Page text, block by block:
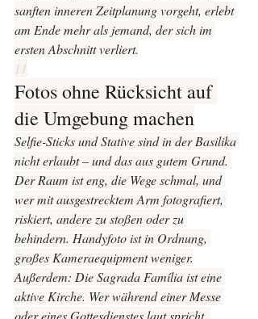
sanften inneren Zeitplanung vorgeht, erlebt
am Ende mehr als jemand, der sich im
ersten Abschnitt verliert.
11
Fotos ohne Rücksicht auf
die Umgebung machen
Selfie-Sticks und Stative sind in der Basilika
nicht erlaubt – und das aus gutem Grund.
Der Raum ist eng, die Wege schmal, und
wer mit ausgestrecktem Arm fotografiert,
riskiert, andere zu stoßen oder zu
behindern. Handyfoto ist in Ordnung,
großes Kameraequipment weniger.
Außerdem: Die Sagrada Família ist eine
aktive Kirche. Wer während einer Messe
oder eines Gottesdienstes laut spricht,